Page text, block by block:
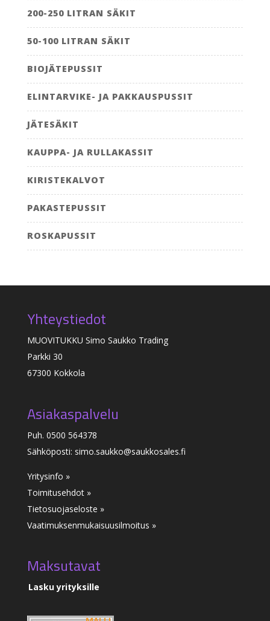
200-250 LITRAN SÄKIT
50-100 LITRAN SÄKIT
BIOJÄTEPUSSIT
ELINTARVIKE- JA PAKKAUSPUSSIT
JÄTESÄKIT
KAUPPA- JA RULLAKASSIT
KIRISTEKALVOT
PAKASTEPUSSIT
ROSKAPUSSIT
Yhteystiedot
MUOVITUKKU Simo Saukko Trading
Parkki 30
67300 Kokkola
Asiakaspalvelu
Puh. 0500 564378
Sähköposti: simo.saukko@saukkosales.fi
Yritysinfo »
Toimitusehdot »
Tietosuojaseloste »
Vaatimuksenmukaisuusilmoitus »
Maksutavat
Lasku yrityksille